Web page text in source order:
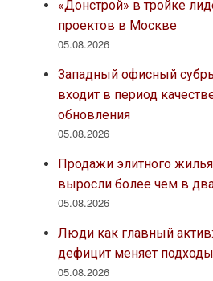
«Донстрой» в тройке
проектов в Москве
05.08.2026
Западный офисный
входит в период
обновления
05.08.2026
Продажи элитного
выросли более чем в два
05.08.2026
Люди как главный
дефицит меняет
05.08.2026